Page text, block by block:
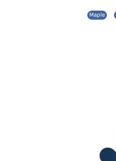
Maple